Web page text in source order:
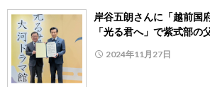
岸谷五朗さんに「越前国
「光る君へ」で紫式部の
2024年11月27日